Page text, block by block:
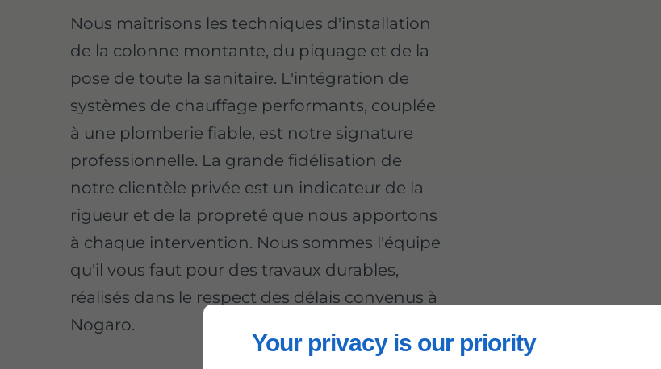
Your privacy is our priority
Nous maîtrisons les techniques d'installation
de la colonne montante, du piquage et de la
pose de toute la sanitaire. L'intégration de
systèmes de chauffage performants, couplée
à une plomberie fiable, est notre signature
professionnelle. La grande fidélisation de
notre clientèle privée est un indicateur de la
rigueur et de la propreté que nous apportons
à chaque intervention. Nous sommes l'équipe
qu'il vous faut pour des travaux durables,
réalisés dans le respect des délais convenus à
Nogaro.